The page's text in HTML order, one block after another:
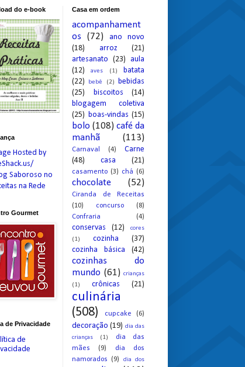
do e-book
Gourmet
de Privacidade
de
Casa em ordem
acompanhament
os
(72)
ano novo
(18)
arroz
(21)
artesanato (23) aula
(12)
aves (1)
batata
(22)
bebê (2)
bebidas
(25)
biscoitos
(14)
blogagem coletiva
(25) boas-vindas (15)
bolo (108) café da
manhã
(113)
Carnaval (4)
Carne
(48)
casa (21)
casamento (3) chá (6)
chocolate (52)
Ciranda de Receitas
(10)
concurso
(8)
Confraria
(4)
conservas (12)
cores
(1)
cozinha
(37)
cozinha básica
(42)
cozinhas do
mundo (61) crianças
(1)
crônicas (21)
culinária
(508)
cupcake (6)
decoração (19) dia das
crianças
(1)
dia das
mães
(9)
dia dos
namorados
(9) dia dos